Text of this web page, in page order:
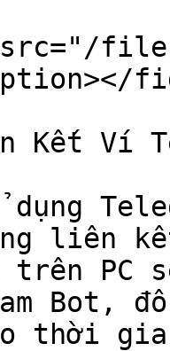
files/
Kết Ví
dụng
liên
trên
Bot,
thời